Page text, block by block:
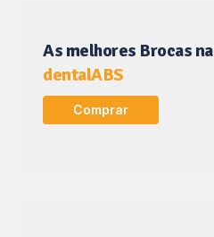
As melhores Brocas na
dentalABS
Comprar